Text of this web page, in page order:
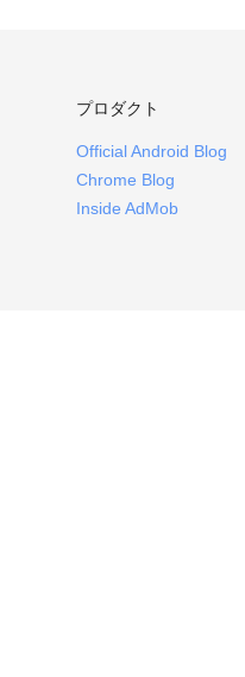
プロダクト
Official Android Blog
Chrome Blog
Inside AdMob